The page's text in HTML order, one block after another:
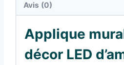
Avis (0)
Applique
décor LED